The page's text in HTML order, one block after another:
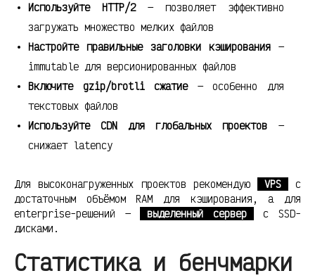
Используйте HTTP/2— позволяет эффективно
загружать множество мелких файлов
Настройте правильные заголовки кэширования—
immutable для версионированных файлов
Включите gzip/brotli сжатие— особенно для
текстовых файлов
Используйте CDN для глобальных проектов —
снижает latency
Для высоконагруженных проектов рекомендую VPS
с
достаточным объёмом RAM для кэширования, а для
enterprise-решений —
выделенный сервер
с SSD-
дисками.
Статистика и бенчмарки